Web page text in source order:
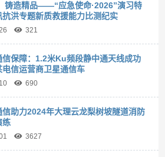
铸造精品——“应急使命·2026”演习特
抗洪专题新质救援能力比测纪实
321
信保障：1.2米Ku频段静中通天线成功
电信运营商卫星通信车
690
信助力2024年大理云龙梨树坡隧道消防
练
3627